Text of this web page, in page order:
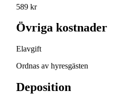
589 kr
Övriga kostnader
Elavgift
Ordnas av hyresgästen
Deposition